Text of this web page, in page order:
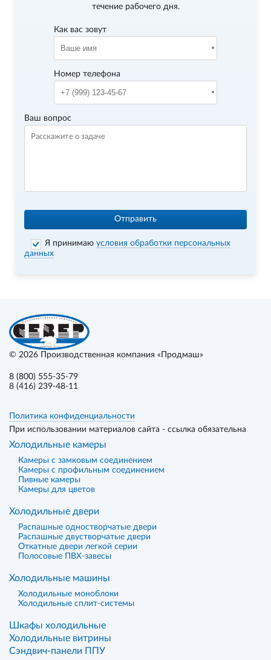
течение рабочего дня.
Как вас зовут
Номер телефона
Ваш вопрос
Отправить
Я принимаюусловия обработки персональных
данных
© 2026 Производственная компания «Продмаш»
8 (800) 555-35-79
8 (416) 239-48-11
Политика конфиденциальности
При использовании материалов сайта - ссылка обязательна
Холодильные камеры
Камеры с замковым соединением
Камеры с профильным соединением
Пивные камеры
Камеры для цветов
Холодильные двери
Распашные одностворчатые двери
Распашные двустворчатые двери
Откатные двери легкой серии
Полосовые ПВХ-завесы
Холодильные машины
Холодильные моноблоки
Холодильные сплит-системы
Шкафы холодильные
Холодильные витрины
Сэндвич-панели ППУ